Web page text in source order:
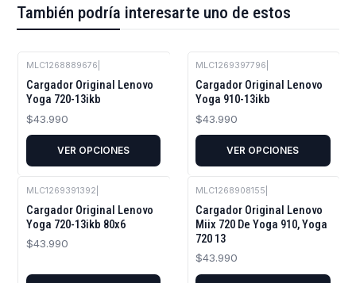
También podría interesarte uno de estos
MLC1268889676
Cargador Original Lenovo
Yoga 720-13ikb
$43.990
VER OPCIONES
MLC1269397796
Cargador Original Lenovo
Yoga 910-13ikb
$43.990
VER OPCIONES
MLC1269391392
Cargador Original Lenovo
Yoga 720-13ikb 80x6
$43.990
MLC1268908155
Cargador Original Lenovo
Miix 720 De Yoga 910, Yoga
720 13
$43.990